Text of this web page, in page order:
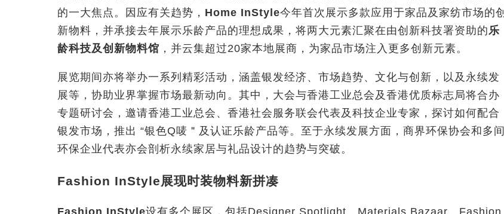
的一大焦点。因应有关趋势， Home InStyle今年首次展示多款应用于家品及家纺市场的创
新物料，并承接去年展示乐龄产品的理想成果，将两大元素汇聚在由创新科技署资助的乐
龄科技及创新物料馆 ，并云集超过20家本地展商，为家品市场注入更多创新元素。
展览期间亦将举办一系列精彩活动，涵盖银发经济、市场趋势、文化与创新，以及永续发
展等，协助业界掌握市场最新动向。其中，大会与香港工业总会及香港优质标志局将合办
专题研讨会，邀请香港工业总会、香港社会服务联会代表及科技企业专家，探讨如何配合
银发市场，推出 “银色Q唛＂及认证乐龄产品等。至于永续发展方面，商界环保协会和多间
环保企业代表亦会剖析永续家居与礼品设计的趋势与突破。
Fashion InStyle展现时装物料新拼凑